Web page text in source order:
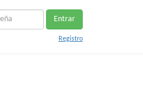
Entrar
Registro